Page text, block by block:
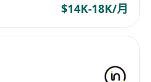
$14K-18K/月